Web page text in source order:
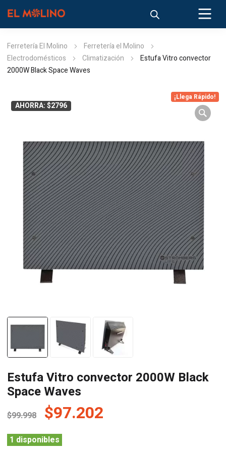
Ferretería El Molino
Ferretería el Molino
Electrodomésticos
Climatización
Estufa Vitro convector
2000W Black Space Waves
AHORRA: $2796
¡Llega Rápido!
Estufa Vitro convector 2000W Black
Space Waves
$99.998 El
precio
original
$97.202
1 disponibles